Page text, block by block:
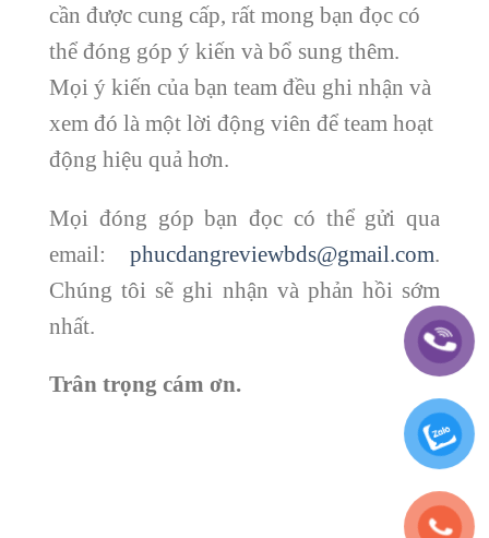
cần được cung cấp, rất mong bạn đọc có
thể đóng góp ý kiến và bổ sung thêm.
Mọi ý kiến của bạn team đều ghi nhận và
xem đó là một lời động viên để team hoạt
động hiệu quả hơn.
Mọi đóng góp bạn đọc có thể gửi qua
email: phucdangreviewbds@gmail.com
Chúng tôi sẽ ghi nhận và phản hồi sớm
nhất.
Trân trọng cám ơn.